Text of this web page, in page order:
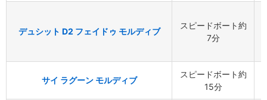
デュシット D2 フェイドゥ モルディブ
スピードボート約
7分
サイ ラグーン モルディブ
スピードボート約
15分